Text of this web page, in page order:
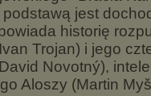
jest
historię
Trojan) i jego
Novotný),
Aloszy (Martin